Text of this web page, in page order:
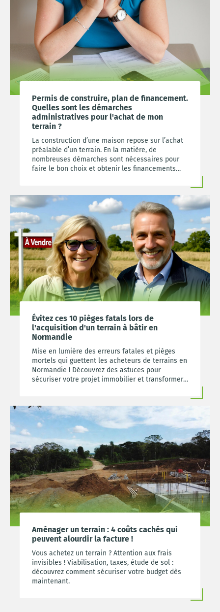
à vos interrogations.
Permis de construire, plan de financement.
Quelles sont les démarches
administratives pour l'achat de mon
terrain ?
La construction d’une maison repose sur l’achat
préalable d’un terrain. En la matière, de
nombreuses démarches sont nécessaires pour
faire le bon choix et obtenir les financements
connaître pour mener à bien votre projet.
Évitez ces 10 pièges fatals lors de
l'acquisition d'un terrain à bâtir en
Normandie
Mise en lumière des erreurs fatales et pièges
mortels qui guettent les acheteurs de terrains en
Normandie ! Découvrez des astuces pour
sécuriser votre projet immobilier et transformer
Aménager un terrain : 4 coûts cachés qui
peuvent alourdir la facture !
Vous achetez un terrain ? Attention aux frais
invisibles ! Viabilisation, taxes, étude de sol :
découvrez comment sécuriser votre budget dès
maintenant.